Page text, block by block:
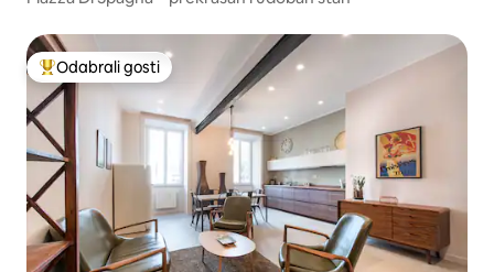
Među najviše rangiranima s oznakom „Odabrali gosti”
Odabrali gosti